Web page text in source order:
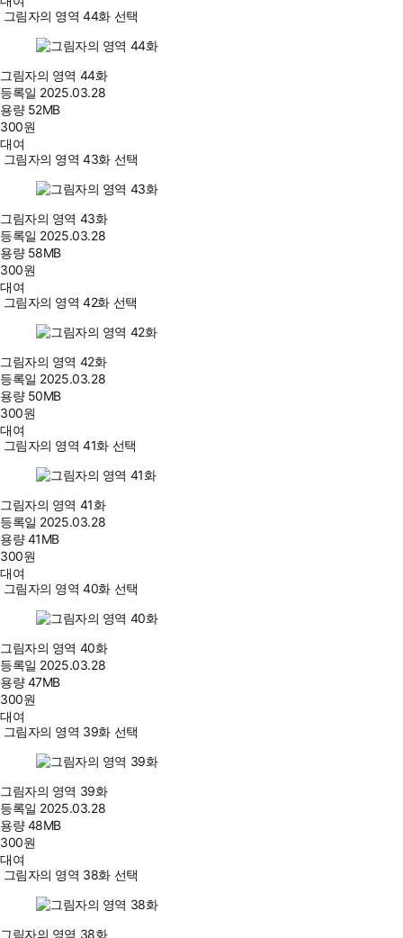
그림자의 영역 44화 선택
그림자의 영역 44화
등록일 2025.03.28
용량 52MB
300원
대여
그림자의 영역 43화 선택
그림자의 영역 43화
등록일 2025.03.28
용량 58MB
300원
대여
그림자의 영역 42화 선택
그림자의 영역 42화
등록일 2025.03.28
용량 50MB
300원
대여
그림자의 영역 41화 선택
그림자의 영역 41화
등록일 2025.03.28
용량41MB
300원
대여
그림자의 영역 40화 선택
그림자의 영역 40화
등록일 2025.03.28
용량47MB
300원
대여
그림자의 영역 39화 선택
그림자의 영역 39화
등록일 2025.03.28
용량48MB
300원
대여
그림자의 영역 38화 선택
그림자의 영역 38화